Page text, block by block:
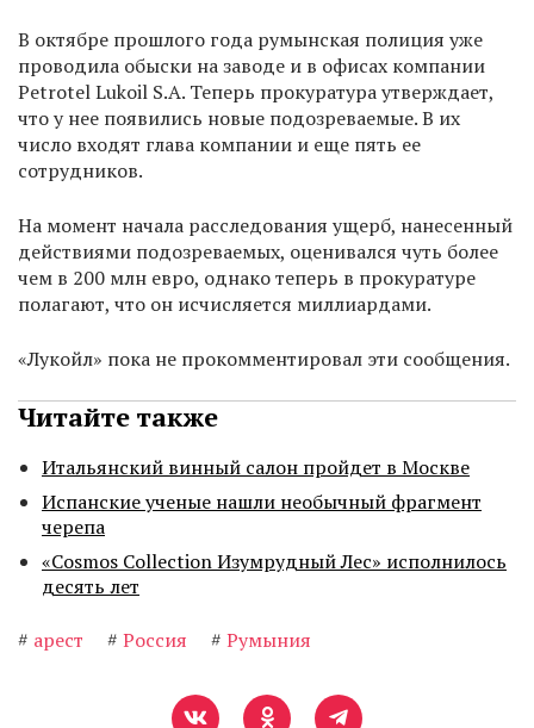
В октябре прошлого года румынская полиция уже
проводила обыски на заводе и в офисах компании
Petrotel Lukoil S.A. Теперь прокуратура утверждает,
что у нее появились новые подозреваемые. В их
число входят глава компании и еще пять ее
сотрудников.
На момент начала расследования ущерб, нанесенный
действиями подозреваемых, оценивался чуть более
чем в 200 млн евро, однако теперь в прокуратуре
полагают, что он исчисляется миллиардами.
«Лукойл» пока не прокомментировал эти сообщения.
Читайте также
Итальянский винный салон пройдет в Москве
Испанские ученые нашли необычный фрагмент
черепа
«Cosmos Collection Изумрудный Лес» исполнилось
десять лет
# арест # Россия # Румыния